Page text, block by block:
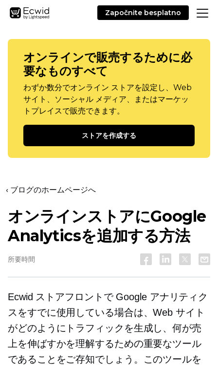
Započnite besplatno
オンラインで販売するために必
要なものすべて
わずか数分でオンライン ストアを設定し、Web
サイト、ソーシャル メディア、またはマーケッ
トプレイスで販売できます。
ストアを作成する
‹ ブログのホームページへ
オンラインストアにGoogle
Analyticsを追加する方法
所要時間
Ecwid ストアフロントで Google アナリティク
スをすでに使用している場合は、Web サイト
がどのようにトラフィックを生成し、何が売
上を伸ばすかを理解するための重要なツール
であることをご存知でしょう。このツールを